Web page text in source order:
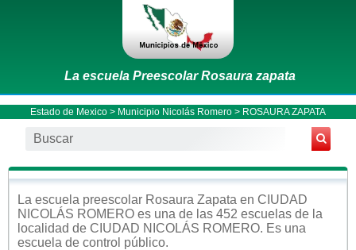
La escuela Preescolar Rosaura zapata
Estado de Mexico > Municipio Nicolás Romero > ROSAURA ZAPATA
La escuela preescolar Rosaura Zapata en CIUDAD
NICOLÁS ROMERO es una de las 452 escuelas de la
localidad de CIUDAD NICOLÁS ROMERO. Es una
escuela de control público.